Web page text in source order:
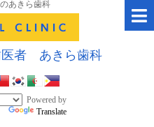
あきら歯科
医者 あきら歯科
Powered by
Translate